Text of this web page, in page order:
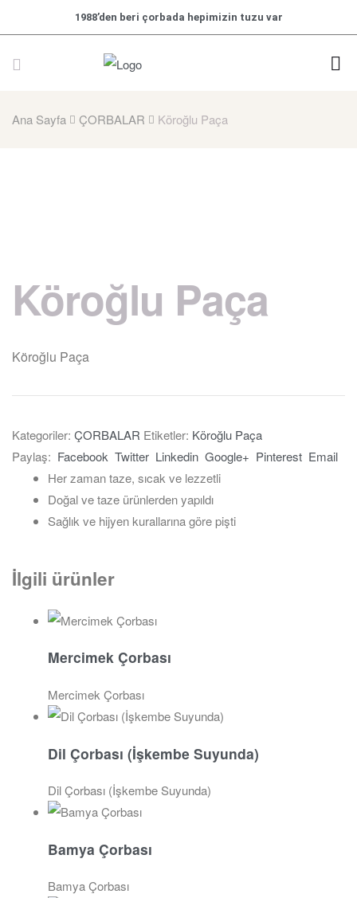
1988’den beri çorbada hepimizin tuzu var
Ana Sayfa ÇORBALAR Köroğlu Paça
Köroğlu Paça
Köroğlu Paça
Kategoriler: ÇORBALAR Etiketler: Köroğlu Paça
Paylaş: Facebook Twitter Linkedin Google+ Pinterest Email
Her zaman taze, sıcak ve lezzetli
Doğal ve taze ürünlerden yapıldı
Sağlık ve hijyen kurallarına göre pişti
İlgili ürünler
Mercimek Çorbası
Mercimek Çorbası
Dil Çorbası (İşkembe Suyunda)
Dil Çorbası (İşkembe Suyunda)
Bamya Çorbası
Bamya Çorbası